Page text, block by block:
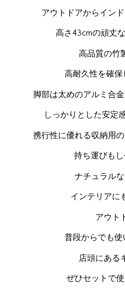
アウトドアからイン
高さ43cmの頑丈
高品質の竹
高耐久性を確
脚部は太めのアルミ合
しっかりとした安定
携行性に優れる収納用
持ち運びも
ナチュラル
インテリアに
アウト
普段からでも使
店頭にある
ぜひセットで